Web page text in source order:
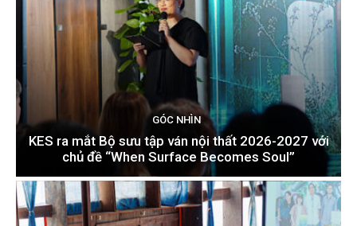
GÓC NHÌN
KES ra mắt Bộ sưu tập ván nội thất 2026-2027 với
chủ đề “When Surface Becomes Soul”